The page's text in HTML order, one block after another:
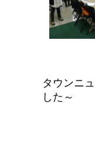
タウンニ
した～